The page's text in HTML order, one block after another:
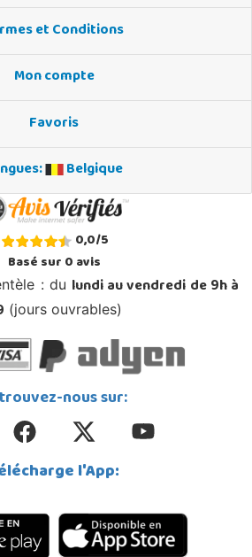
et Conditions
Mon compte
Favoris
Belgique
0,0/5
Basé sur0avis
: du lundi au vendredi de 9h à
(jours ouvrables)
nous sur:
l'App: